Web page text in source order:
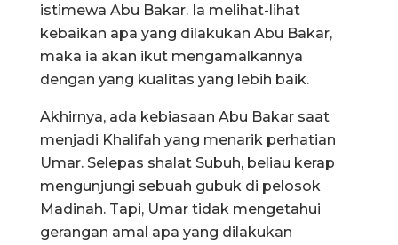
istimewa Abu Bakar. Ia melihat-lihat
kebaikan apa yang dilakukan Abu Bakar,
maka ia akan ikut mengamalkannya
dengan yang kualitas yang lebih baik.
Akhirnya, ada kebiasaan Abu Bakar saat
menjadi Khalifah yang menarik perhatian
Umar. Selepas shalat Subuh, beliau kerap
mengunjungi sebuah gubuk di pelosok
Madinah. Tapi, Umar tidak mengetahui
gerangan amal apa yang dilakukan